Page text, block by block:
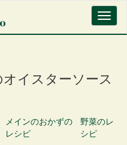
イスターソース
メインのおかずの
レシピ
野菜のレ
シピ